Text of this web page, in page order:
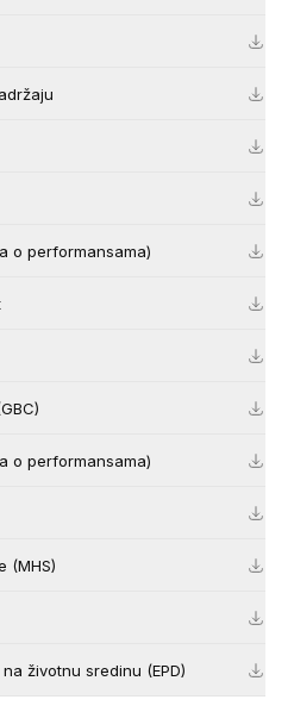
o performansama)
o performansama)
(MHS)
životnu sredinu (EPD)